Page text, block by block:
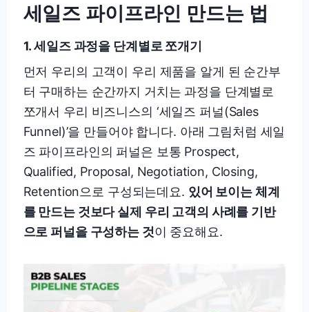
세일즈 파이프라인 만드는 법
1.세일즈 과정을 단계별로 쪼개기
먼저 우리의 고객이 우리 제품을 알게 된 순간부
터 구매하는 순간까지 거치는 과정을 단계별로
쪼개서 우리 비즈니스의 ‘세일즈 퍼널(Sales
Funnel)’을 만들어야 합니다. 아래 그림처럼 세일
즈 파이프라인의 퍼널은 보통 Prospect,
Qualified, Proposal, Negotiation, Closing,
Retention으로 구성되는데요. 있어 보이는 체계
를 만드는 것보다 실제 우리 고객의 사례를 기반
으로 퍼널을 구성하는 것이 중요해요.